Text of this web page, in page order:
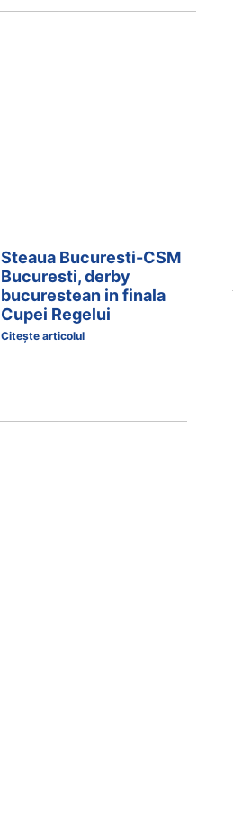
Steaua Bucuresti-CSM
Bucuresti, derby
bucurestean in finala
Cupei Regelui
Citește articolul